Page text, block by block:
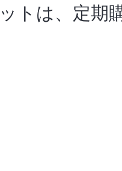
トは、定期